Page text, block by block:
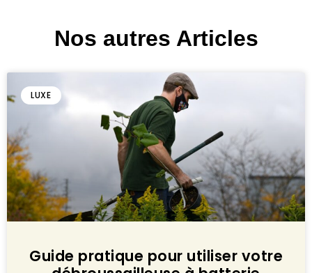
Nos autres Articles
LUXE
Guide pratique pour utiliser votre